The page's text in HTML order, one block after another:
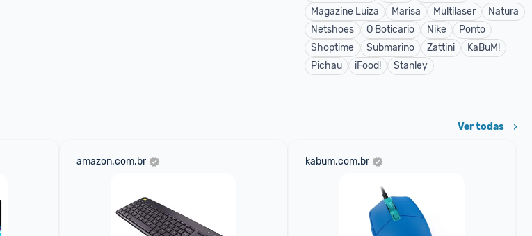
Magazine Luiza
Marisa Multilaser
Natura
Netshoes
O Boticario Nike
Ponto
Shoptime
Submarino Zattini
KaBuM!
Pichau
iFood! Stanley
Ver todas
amazon.com.br kabum.com.br